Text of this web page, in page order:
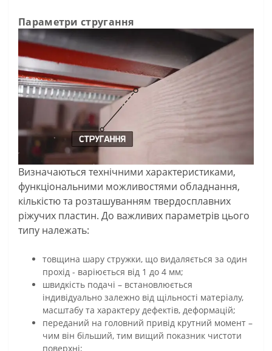
Параметри стругання
Визначаються технічними характеристиками,
функціональними можливостями обладнання,
кількістю та розташуванням твердосплавних
ріжучих пластин. До важливих параметрів цього
типу належать:
товщина шару стружки, що видаляється за один
прохід - варіюється від 1 до 4 мм;
швидкість подачі – встановлюється
індивідуально залежно від щільності матеріалу,
масштабу та характеру дефектів, деформацій;
переданий на головний привід крутний момент –
чим він більший, тим вищий показник чистоти
поверхні;